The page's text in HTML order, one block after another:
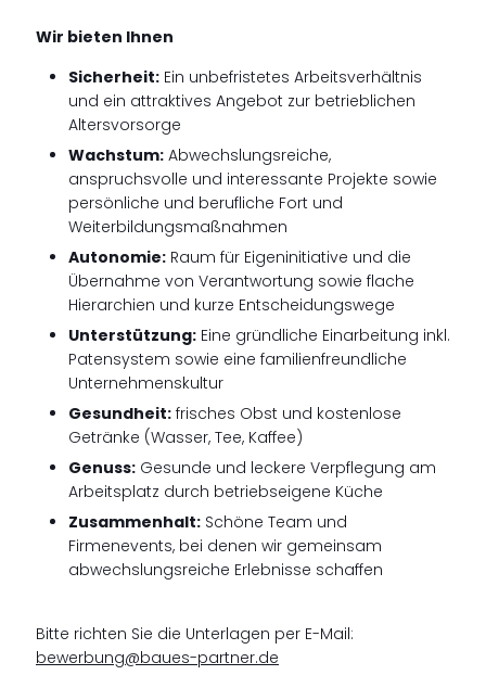
Wir bieten Ihnen
Sicherheit: Ein unbefristetes Arbeitsverhältnis
und ein attraktives Angebot zur betrieblichen
Altersvorsorge
Wachstum: Abwechslungsreiche,
anspruchsvolle und interessante Projekte sowie
persönliche und berufliche Fort und
Weiterbildungsmaßnahmen
Autonomie: Raum für Eigeninitiative und die
Übernahme von Verantwortung sowie flache
Hierarchien und kurze Entscheidungswege
Unterstützung: Eine gründliche Einarbeitung inkl.
Patensystem sowie eine familienfreundliche
Unternehmenskultur
Gesundheit: frisches Obst und kostenlose
Getränke (Wasser, Tee, Kaffee)
Genuss: Gesunde und leckere Verpflegung am
Arbeitsplatz durch betriebseigene Küche
Zusammenhalt: Schöne Team und
Firmenevents, bei denen wir gemeinsam
abwechslungsreiche Erlebnisse schaffen
Bitte richten Sie die Unterlagen per E-Mail:
bewerbung@baues-partner.de